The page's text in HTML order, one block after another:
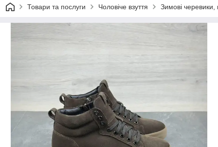
Товари та послуги Чоловіче взуття Зимові черевики,